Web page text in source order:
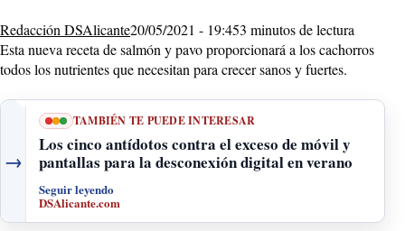
Redacción DSAlicante20/05/2021 - 19:453 minutos de lectura
Esta nueva receta de salmón y pavo proporcionará a los cachorros
todos los nutrientes que necesitan para crecer sanos y fuertes.
→
TAMBIÉN TE PUEDE INTERESAR
Los cinco antídotos contra el exceso de móvil y
pantallas para la desconexión digital en verano
Seguir leyendo
DSAlicante.com